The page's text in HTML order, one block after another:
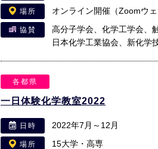
場所 オンライン開催（Zoomウェ
協賛
高分子学会、化学工学会、
日本化学工業協会、新化学
各都県
一日体験化学教室2022
日時 2022年7月～12月
場所 15大学・高専